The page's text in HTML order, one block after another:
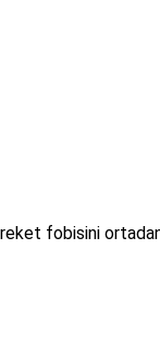
fobisini ortadan